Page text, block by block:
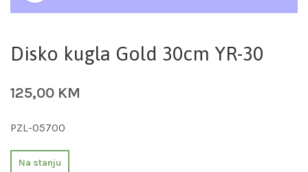
Disko kugla Gold 30cm YR-30
125,00 KM
PZL-05700
Na stanju